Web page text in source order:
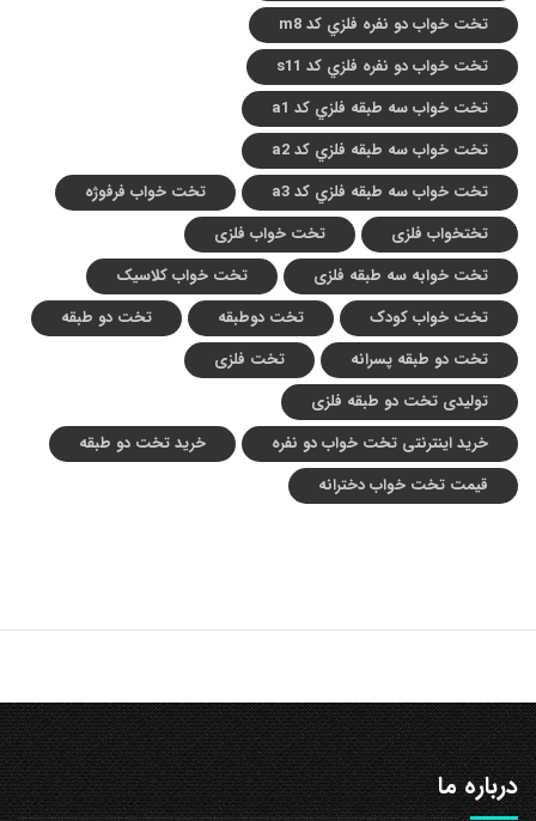
تخت خواب دو نفره فلزي کد m8
تخت خواب دو نفره فلزي کد s11
تخت خواب سه طبقه فلزي کد a1
تخت خواب سه طبقه فلزي کد a2
تخت خواب سه طبقه فلزي کد a3
تخت خواب فرفوژه
تختخواب فلزی
تخت خواب فلزی
تخت خوابه سه طبقه فلزی
تخت خواب کلاسیک
تخت خواب کودک
تخت دوطبقه
تخت دو طبقه
تخت دو طبقه پسرانه
تخت فلزی
تولیدی تخت دو طبقه فلزی
خرید اینترنتی تخت خواب دو نفره
خرید تخت دو طبقه
قیمت تخت خواب دخترانه
درباره ما